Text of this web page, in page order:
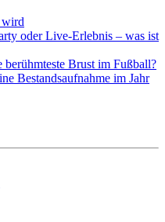
wird
oder Live-Erlebnis – was ist
Brust im Fußball?
Bestandsaufnahme im Jahr